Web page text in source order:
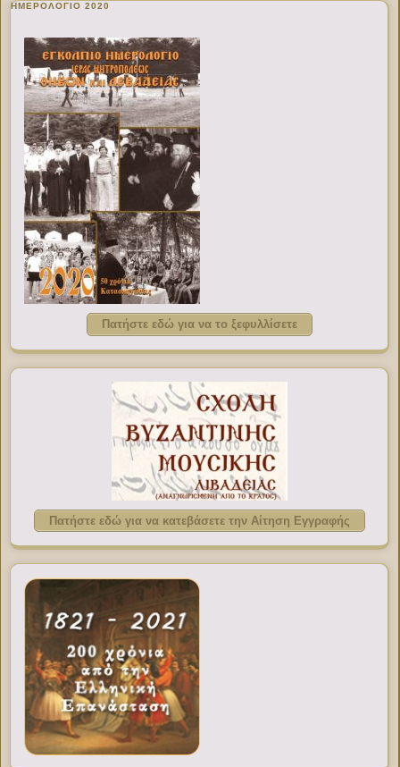
ΗΜΕΡΟΛΟΓΙΟ 2020
Πατήστε εδώ για να το ξεφυλλίσετε
Πατήστε εδώ για να κατεβάσετε την Αίτηση Εγγραφής